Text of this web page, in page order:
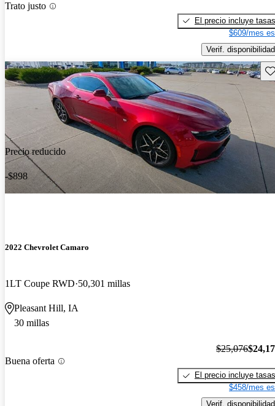
Trato justo
El precio incluye tasas
$609/mes
Verif. disponibilidad
Precio reducido
-$898
2022 Chevrolet Camaro
1LT Coupe RWD 50,301 millas
Pleasant Hill, IA
30 millas
Buena oferta
$25,076
El precio incluye tasas
$458/mes
Verif. disponibilidad